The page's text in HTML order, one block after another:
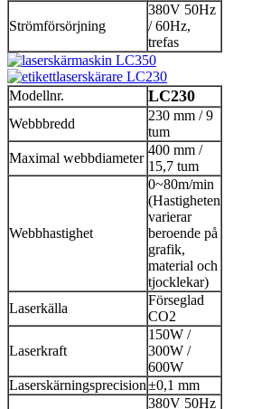
Strömförsörjning
380V 50Hz
/ 60Hz,
trefas
Modellnr. LC230
Webbbredd
230 mm / 9
tum
Maximal webbdiameter
400 mm /
15,7 tum
Webbhastighet
0~80m/min
(Hastigheten
varierar
beroende på
grafik,
material och
tjocklekar)
Laserkälla
Förseglad
CO2
Laserkraft
150W /
300W /
600W
Laserskärningsprecision±0,1 mm
380V 50Hz